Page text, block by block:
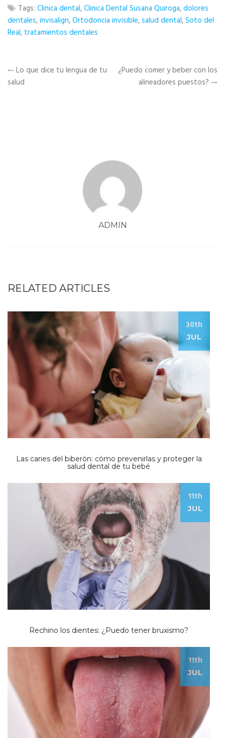
Tags: Clinica dental,Clinica Dental Susana Quiroga,dolores
dentales,invisalign,Ortodoncia invisible,salud dental,Soto del
Real, tratamientos dentales
Navegación
de
Lo que dice tu lengua de tu
salud
¿Puedo comer y beber con los
alineadores puestos?
ADMIN
RELATED ARTICLES
30th
JUL
Las caries del biberón: cómo prevenirlas y proteger la
salud dental de tu bebé
11th
JUL
Rechino los dientes: ¿Puedo tener bruxismo?
11th
JUL